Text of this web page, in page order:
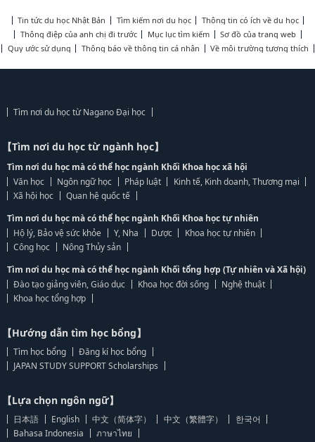
Tin tức du học Nhật Bản Tìm kiếm nơi du học
Thông tin có ích về du học
Thông điệp của anh chị đi trước
Mục lục tìm kiếm
Sơ đồ của trang web
Quy ước sử dụng
Thông báo về thông tin cá nhân Về môi trường tương thích
Tìm nơi du học từ Nagano Đại học
【Tìm nơi du học từ ngành học】
Tìm nơi du học mà có thể học ngành Khối Khoa học xã hội
Văn học
Ngôn ngữ học Pháp luật
Kinh tế, Kinh doanh, Thương mại
Xã hội học
Quan hệ quốc tế
Tìm nơi du học mà có thể học ngành Khối Khoa học tự nhiên
Hộ lý, Bảo vệ sức khỏe
Y, Nha Dược
Khoa học tự nhiên
Công học
Nông Thủy sản
Tìm nơi du học mà có thể học ngành Khối tổng hợp (Tự nhiên và Xã hội)
Đào tạo giảng viên, Giáo dục
Khoa học đời sống
Nghệ thuật
Khoa học tổng hợp
【Hướng dẫn tìm học bổng】
Tìm học bổng
Đăng kí học bổng
JAPAN STUDY SUPPORT Scholarships
【Lựa chọn ngôn ngữ】
日本語 English 中文（简体字） 中文（繁體字）
한국어
Bahasa Indonesia
ภาษาไทย